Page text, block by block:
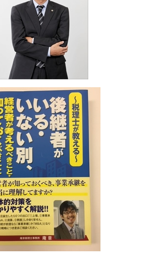
ョン
効
時効
談
山県
援・顧問 加古川市
兵庫県
ト 姫路市
山県
市
市
市
姫路市